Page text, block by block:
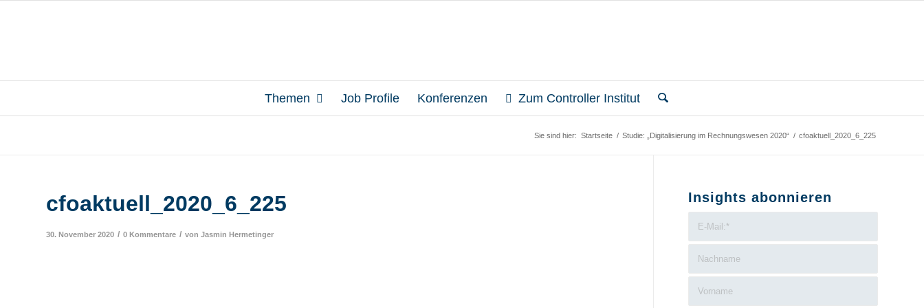
Themen Job Profile Konferenzen Zum Controller Institut
Sie sind hier: Startseite / Studie: „Digitalisierung im Rechnungswesen 2020“ / cfoaktuell_2020_6_225
cfoaktuell_2020_6_225
30. November 2020 / 0 Kommentare / von Jasmin Hermetinger
Insights abonnieren